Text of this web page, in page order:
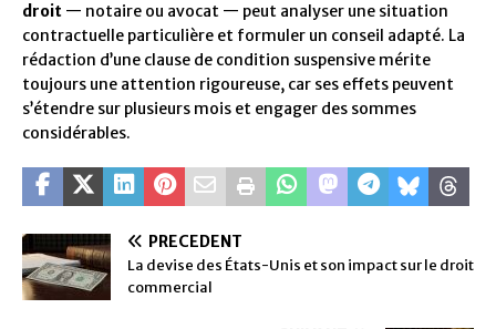
droit — notaire ou avocat — peut analyser une situation
contractuelle particulière et formuler un conseil adapté. La
rédaction d’une clause de condition suspensive mérite
toujours une attention rigoureuse, car ses effets peuvent
s’étendre sur plusieurs mois et engager des sommes
considérables.
PRÉCÉDENT
La devise des États-Unis et son impact sur le droit
commercial